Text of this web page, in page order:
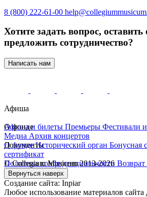
8 (800) 222-61-00
Хотите задать вопрос,
предложить сотрудничество?
Написать нам
Афиша
Афиша и билеты Премьеры Фестивали
Медиа Архив концертов
О фонде
О фондеИсторический орган Бонусная
сертификат
Документы
Политика конфиденциальности Возврат
посещения собора
© Collegium Musicum 2013-2026
Вернуться наверх
Создание сайта: Inpiar
Любое использование материалов сайта